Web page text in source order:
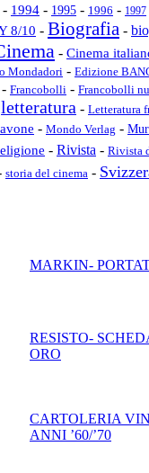
- 1994 - 1995 - 1996 - 1997
8/10 - Biografia -
- Cinema
Mondadori - Edizione
- Francobolli - Francobolli
letteratura - Letteratura
- Mondo Verlag -
- Rivista - Rivista
storia del cinema -
MARKIN-
RESISTO-
ORO
CARTOLERIA
ANNI ’60/’70